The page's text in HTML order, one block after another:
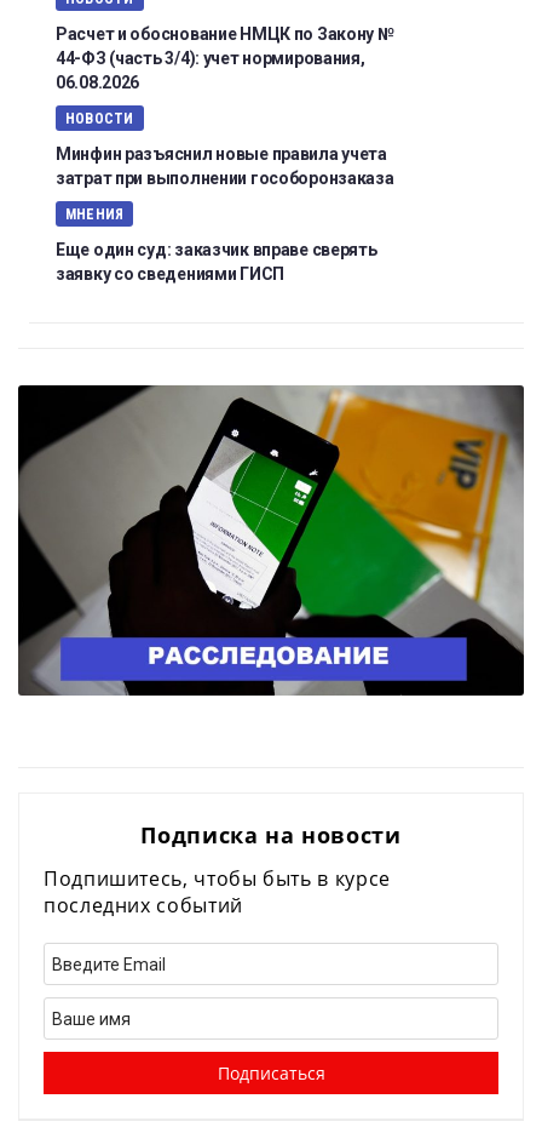
Расчет и обоснование НМЦК по Закону №
44-ФЗ (часть 3/4): учет нормирования,
06.08.2026
НОВОСТИ
Минфин разъяснил новые правила учета
затрат при выполнении гособоронзаказа
МНЕНИЯ
Еще один суд: заказчик вправе сверять
заявку со сведениями ГИСП
Подписка на новости
Подпишитесь, чтобы быть в курсе
последних событий